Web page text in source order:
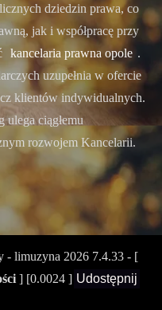
dziedzin prawa, co
jak i współpracę przy
kancelaria prawna opole .
uzupełnia w ofercie
klientów indywidualnych.
ulega ciągłemu
rozwojem Kancelarii.
- limuzyna 2026 7.4.33 - [
] [0.0024 ] Udostępnij